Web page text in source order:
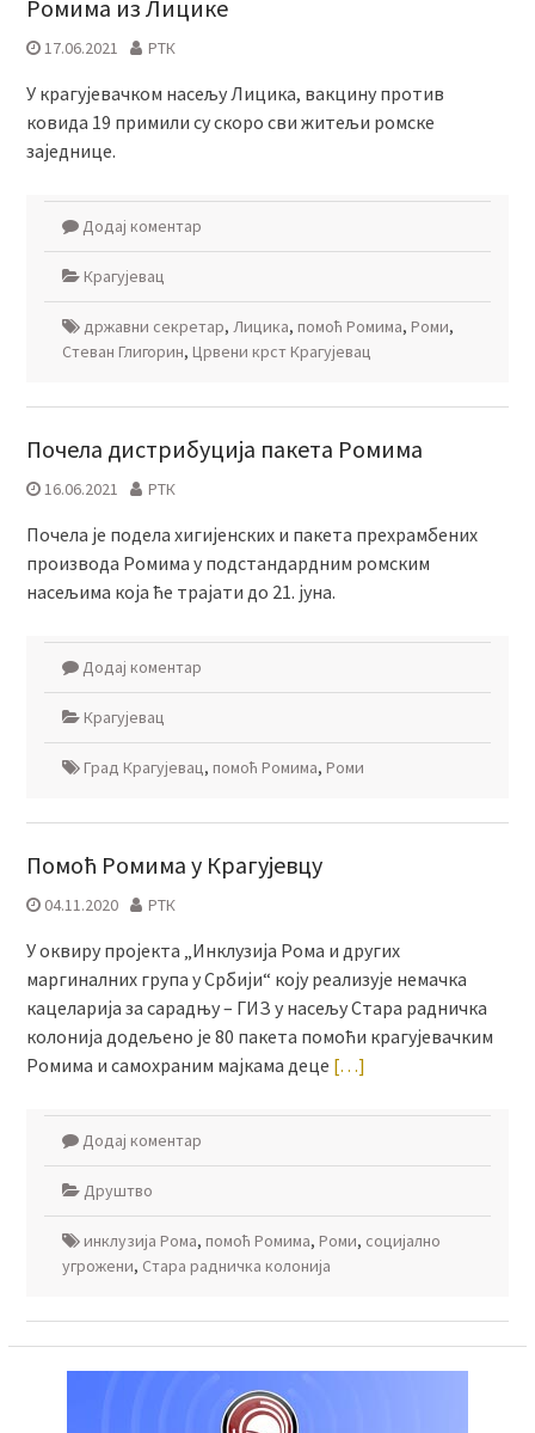
Ромима из Лицике
17.06.2021 РТК
У крагујевачком насељу Лицика, вакцину против
ковида 19 примили су скоро сви житељи ромске
заједнице.
Додај коментар
Крагујевац
државни секретар, Лицика, помоћ Ромима, Роми,
Стеван Глигорин, Црвени крст Крагујевац
Почела дистрибуција пакета Ромима
16.06.2021 РТК
Почела је подела хигијенских и пакета прехрамбених
производа Ромима у подстандардним ромским
насељима која ће трајати до 21. јуна.
Додај коментар
Крагујевац
Град Крагујевац, помоћ Ромима, Роми
Помоћ Ромима у Крагујевцу
04.11.2020 РТК
У оквиру пројекта „Инклузија Рома и других
маргиналних група у Србији“ коју реализује немачка
кацеларија за сарадњу – ГИЗ у насељу Стара радничка
колонија додељено је 80 пакета помоћи крагујевачким
Ромима и самохраним мајкама деце […]
Додај коментар
Друштво
инклузија Рома, помоћ Ромима, Роми, социјално
угрожени, Стара радничка колонија